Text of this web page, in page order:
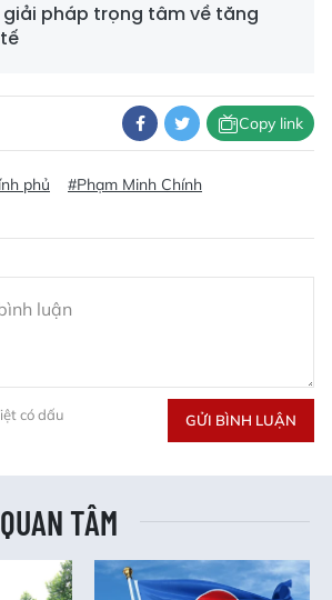
giải pháp trọng tâm về tăng
Copy link
phủ #Phạm Minh Chính
có dấu GỬI BÌNH LUẬN
TÂM